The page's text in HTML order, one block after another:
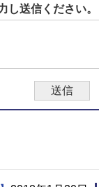
し送信ください。